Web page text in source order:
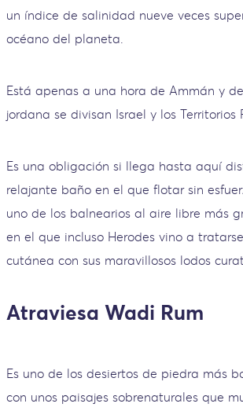
un índice de salinidad nueve veces
océano del planeta.
Está apenas a una hora de Ammán y
jordana se divisan Israel y los Territorios
Es una obligación si llega hasta aquí
relajante baño en el que flotar sin
uno de los balnearios al aire libre más
en el que incluso Herodes vino a
cutánea con sus maravillosos lodos
Atraviesa Wadi Rum
Es uno de los desiertos de piedra más
con unos paisajes sobrenaturales que